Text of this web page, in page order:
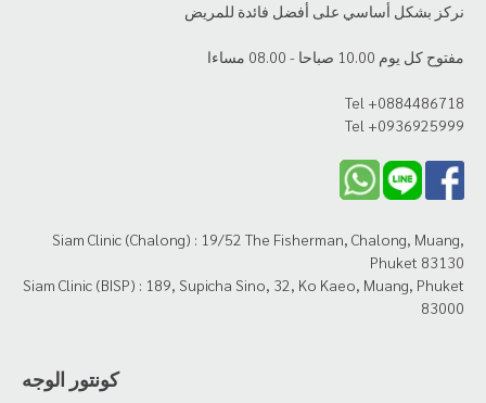
نركز بشكل أساسي على أفضل فائدة للمريض
مفتوح كل يوم 10.00 صباحا - 08.00 مساءا
Tel +0884486718
Tel +0936925999
Siam Clinic (Chalong) : 19/52 The Fisherman, Chalong, Muang,
Phuket 83130
Siam Clinic (BISP) : 189, Supicha Sino, 32, Ko Kaeo, Muang, Phuket
83000
كونتور الوجه